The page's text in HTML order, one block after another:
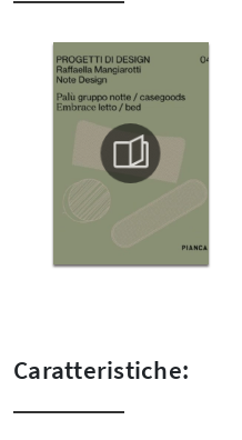
Caratteristiche: